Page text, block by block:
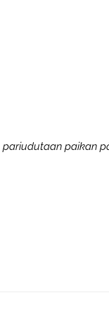
pariudutaan paikan